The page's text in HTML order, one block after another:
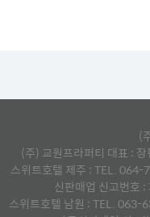
(
(주) 교원프라퍼티 대표 :
스위트호텔 제주 : TEL.
신판매업 신고번
스위트호텔 남원 : TEL.